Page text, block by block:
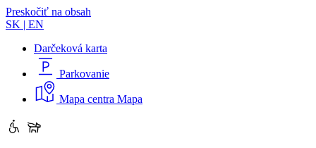
Preskočiť na obsah
SK | EN
Darčeková karta
Parkovanie
Mapa centra Mapa